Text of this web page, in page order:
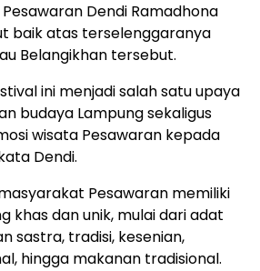
Dendi Ramadhona
baik atas terselenggaranya
Belangikhan tersebut.
ini menjadi salah satu upaya
budaya Lampung sekaligus
wisata Pesawaran kepada
Dendi.
Pesawaran memiliki
khas dan unik, mulai dari adat
sastra, tradisi, kesenian,
hingga makanan tradisional.